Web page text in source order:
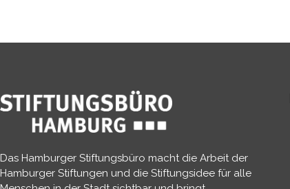
Das Hamburger Stiftungsbüro macht die Arbeit der
Hamburger Stiftungen und die Stiftungsidee für alle